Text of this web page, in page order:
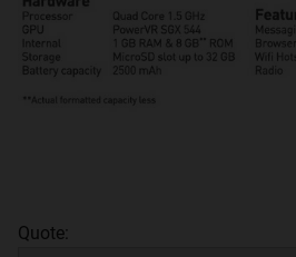
Quote: